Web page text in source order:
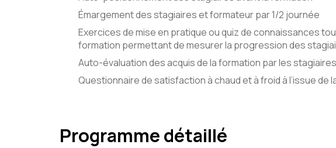
Émargement des stagiaires et formateur par 1/2 journée
Exercices de mise en pratique ou quiz de connaissances
formation permettant de mesurer la progression des
Auto-évaluation des acquis de la formation par les stagiaires
Questionnaire de satisfaction à chaud et à froid à l’issue de
Programme détaillé